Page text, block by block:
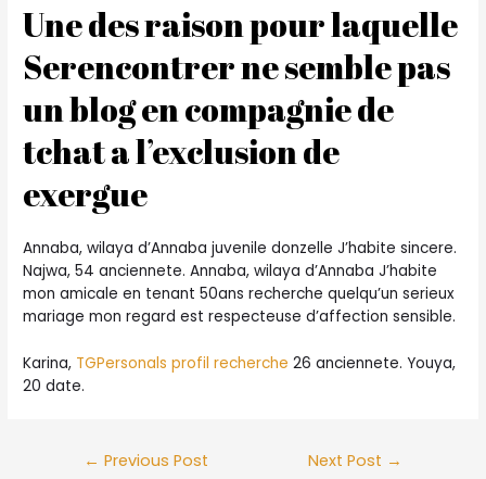
Une des raison pour laquelle
Serencontrer ne semble pas
un blog en compagnie de
tchat a l’exclusion de
exergue
Annaba, wilaya d’Annaba juvenile donzelle J’habite sincere.
Najwa, 54 anciennete. Annaba, wilaya d’Annaba J’habite
mon amicale en tenant 50ans recherche quelqu’un serieux
mariage mon regard est respecteuse d’affection sensible.
Karina, TGPersonals profil recherche 26 anciennete. Youya,
20 date.
← Previous Post Next Post →